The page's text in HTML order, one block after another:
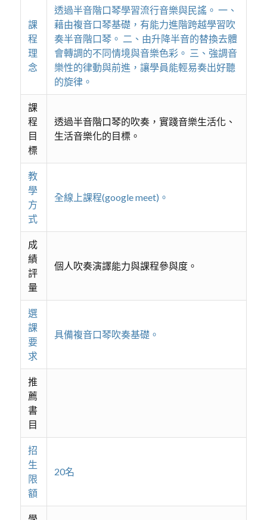
課
程
理
念
透過半音階口琴學習流行音樂與民謠。 一、
藉由複音口琴基礎，有能力進階跨越學習吹
奏半音階口琴。 二、由升降半音的替換去體
會轉調的不同情境與音樂色彩。 三、強調音
樂性的律動與前進，讓學員能輕易奏出好聽
的旋律。
課
程
目
標
透過半音階口琴的吹奏，實踐音樂生活化、
生活音樂化的目標。
教
學
方
式
全線上課程(google meet)。
成
績
評
量
個人吹奏演譯能力與課程參與度。
選
課
要
求
具備複音口琴吹奏基礎。
推
薦
書
目
招
生
限
額
20名